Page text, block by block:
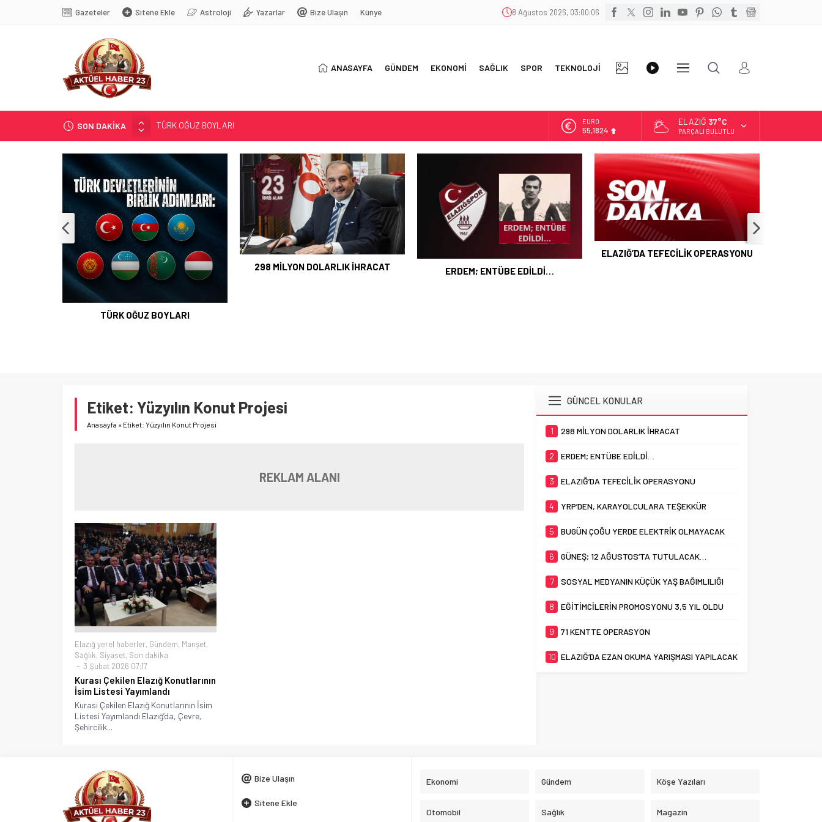
Gazeteler Sitene Ekle Astroloji Yazarlar Bize Ulaşın Künye 8 Ağustos 2026, 03:00:06
ANASAYFA GÜNDEM EKONOMİ SAĞLIK SPOR TEKNOLOJİ
GALERİGALERİ
DİĞER
SON DAKİKA
TÜRK OĞUZ BOYLARI
298 MİLYON DOLARLIK İHRACAT
ELAZIĞ’DA TEFECİLİK OPERASYONU
YRP’DEN, KARAYOLCULARA TEŞEKKÜR
EURO
55,1824
ALTIN
6.662,10
13.779,39
DOLAR
47,6954
ELAZIĞ 37°C
PARÇALI BULUTLU
TÜRK OĞUZ BOYLARI
298 MİLYON DOLARLIK İHRACAT ERDEM; ENTÜBE EDİLDİ…
ELAZIĞ’DA TEFECİLİK OPERASYONU
Etiket: Yüzyılın Konut Projesi
Anasayfa » Etiket: Yüzyılın Konut Projesi
REKLAM ALANI
Elazığ yerel haberler, Gündem, Manşet,
Sağlık, Siyaset, Son dakika
3 Şubat 2026 07:17
Kurası Çekilen Elazığ Konutlarının
İsim Listesi Yayımlandı
Kurası Çekilen Elazığ Konutlarının İsim
Listesi Yayımlandı Elazığ’da, Çevre,
Şehircilik...
GÜNCEL KONULAR
1 298 MİLYON DOLARLIK İHRACAT
2 ERDEM; ENTÜBE EDİLDİ…
3 ELAZIĞ’DA TEFECİLİK OPERASYONU
4 YRP’DEN, KARAYOLCULARA TEŞEKKÜR
5 BUGÜN ÇOĞU YERDE ELEKTRİK OLMAYACAK
6 GÜNEŞ; 12 AĞUSTOS’TA TUTULACAK…
7 SOSYAL MEDYANIN KÜÇÜK YAŞ BAĞIMLILIĞI
8 EĞİTİMCİLERİN PROMOSYONU 3,5 YIL OLDU
9 71 KENTTE OPERASYON
10 ELAZIĞ’DA EZAN OKUMA YARIŞMASI YAPILACAK
Bize Ulaşın
Sitene Ekle
Ekonomi Gündem Köşe Yazıları
Otomobil Sağlık Magazin